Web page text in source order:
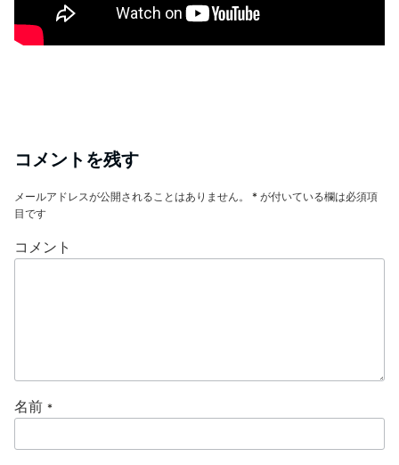
コメントを残す
メールアドレスが公開されることはありません。 * が付いている欄は必須項
目です
コメント
名前 *